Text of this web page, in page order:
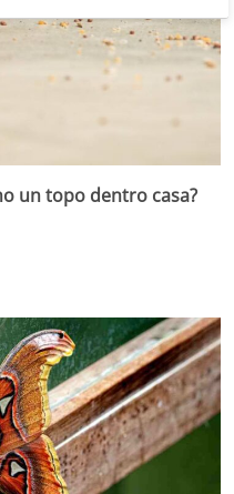
un topo dentro casa?